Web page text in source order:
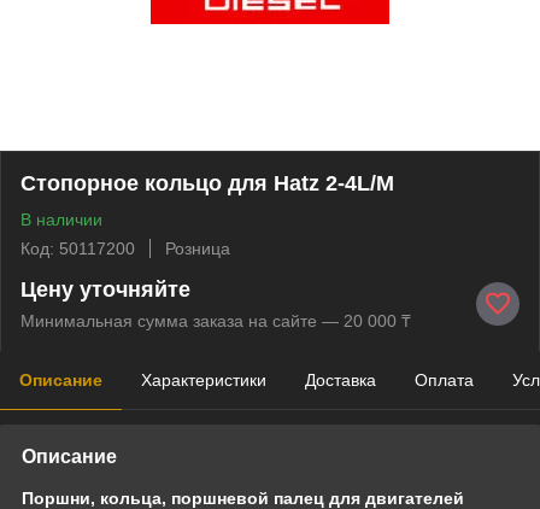
Стопорное кольцо для Hatz 2-4L/M
В наличии
Код: 50117200
Розница
Цену уточняйте
Минимальная сумма заказа на сайте — 20 000 ₸
Описание Характеристики Доставка Оплата
Описание
Поршни, кольца, поршневой палец для двигателей